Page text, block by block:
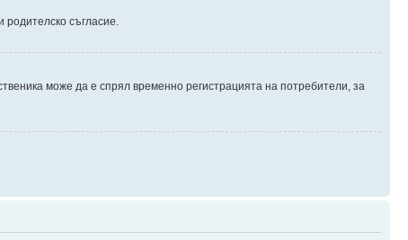
съгласие.
може да е спрял временно регистрацията на потребители, за